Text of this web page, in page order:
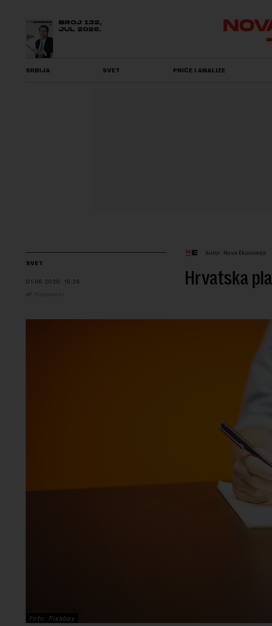
BROJ 132,
JUL 2026.
SRBIJA SVET PRIČE I ANALIZE
SVET
01.06.2020. 15:26
Poslovni.hr
Autor: Nova Ekonomija
Hrvatska
Foto: Pixabay